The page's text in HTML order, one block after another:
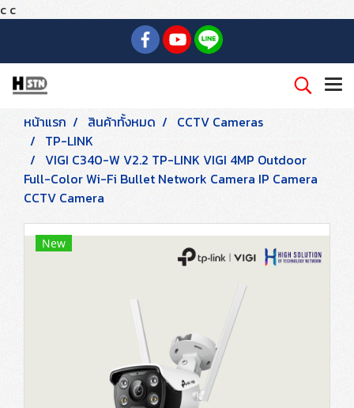
c c
หน้าแรก สินค้าทั้งหมด
CCTV Cameras
TP-LINK
VIGI C340-W V2.2 TP-LINK VIGI 4MP Outdoor
Full-Color Wi-Fi Bullet Network Camera IP Camera
CCTV Camera
New